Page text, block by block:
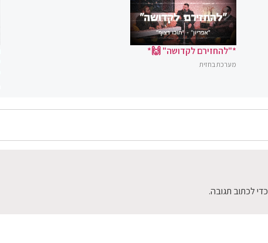
*"להחזירם לקדושה" 🙌*
מערכת בחזית
כדי לכתוב תגובה.